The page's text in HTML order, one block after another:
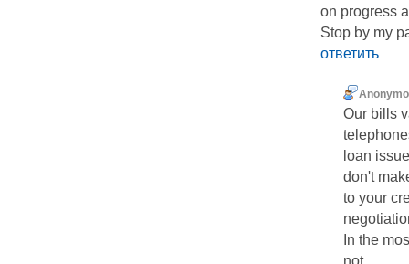
on progress
Stop by my
ответить
Our bills
loan
don't
to your
In the